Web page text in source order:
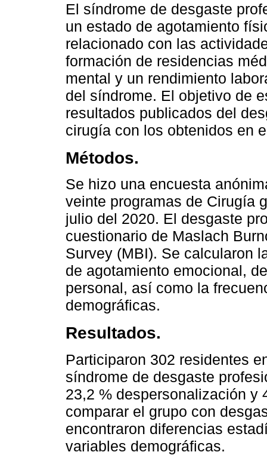
El síndrome de desgaste
un estado de agotamiento
relacionado con las
formación de residencias
mental y un rendimiento
del síndrome. El objetivo de
resultados publicados del
cirugía con los obtenidos en
Métodos.
Se hizo una encuesta
veinte programas de Cirugía
julio del 2020. El desgaste
cuestionario de Maslach
Survey (MBI). Se calcularon
de agotamiento emocional,
personal, así como la
demográficas.
Resultados.
Participaron 302 residentes
síndrome de desgaste
23,2 % despersonalización y
comparar el grupo con
encontraron diferencias
variables demográficas.